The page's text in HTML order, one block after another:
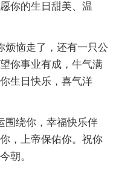
你的生日甜美、温
烦恼走了，还有一只公
你事业有成，牛气满
生日快乐，喜气洋
围绕你，幸福快乐伴
，上帝保佑你。祝你
朝。